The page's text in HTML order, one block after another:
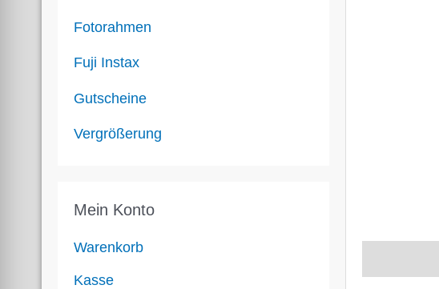
Fotorahmen
Fuji Instax
Gutscheine
Vergrößerung
Mein Konto
Warenkorb
Kasse